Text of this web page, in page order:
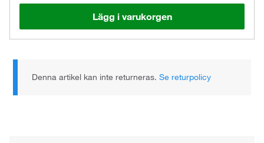
Lägg i varukorgen
Denna artikel kan inte returneras.Se returpolicy